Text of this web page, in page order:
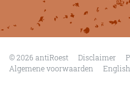
Navigation
© 2026 antiRoest Disclaimer
Algemene voorwaarden
English